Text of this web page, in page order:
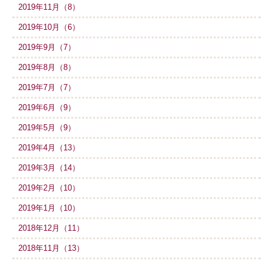
2019年11月（8）
2019年10月（6）
2019年9月（7）
2019年8月（8）
2019年7月（7）
2019年6月（9）
2019年5月（9）
2019年4月（13）
2019年3月（14）
2019年2月（10）
2019年1月（10）
2018年12月（11）
2018年11月（13）